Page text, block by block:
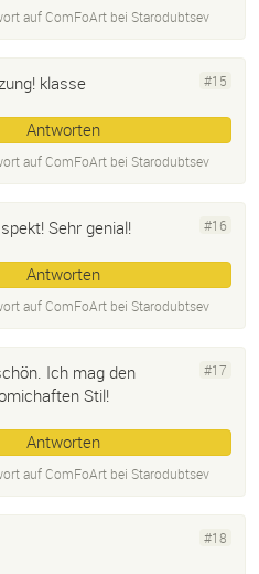
aufComFoArt bei Starodubtsev
#15
klasse
Antworten
aufComFoArt bei Starodubtsev
#16
Sehr genial!
Antworten
aufComFoArt bei Starodubtsev
#17
Ich mag den
Stil!
Antworten
aufComFoArt bei Starodubtsev
#18